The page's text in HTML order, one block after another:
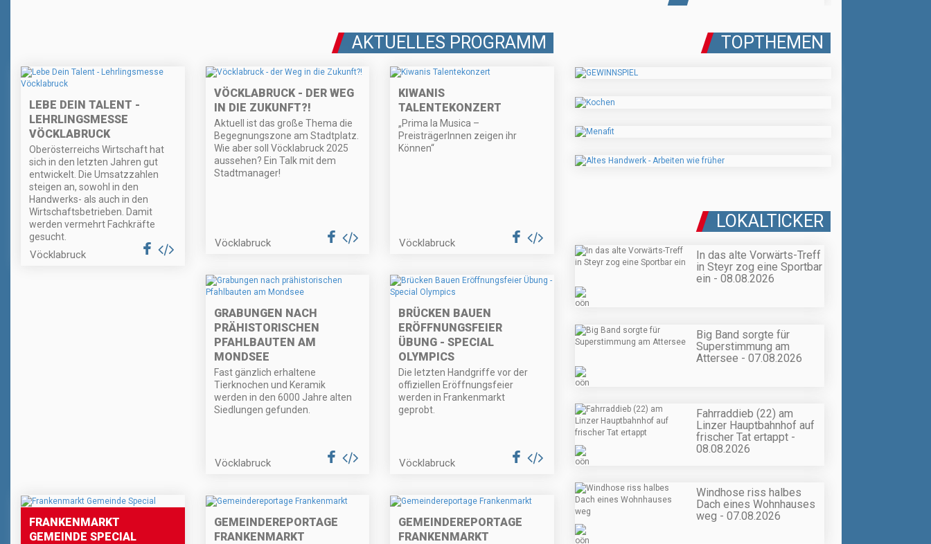
AKTUELLES PROGRAMM
LEBE DEIN TALENT -
LEHRLINGSMESSE
VÖCKLABRUCK
Oberösterreichs Wirtschaft hat
sich in den letzten Jahren gut
entwickelt. Die Umsatzzahlen
steigen an, sowohl in den
Handwerks- als auch in den
Wirtschaftsbetrieben. Damit
werden vermehrt Fachkräfte
gesucht.
Vöcklabruck
VÖCKLABRUCK - DER WEG
IN DIE ZUKUNFT?!
Aktuell ist das große Thema die
Begegnungszone am Stadtplatz.
Wie aber soll Vöcklabruck 2025
aussehen? Ein Talk mit dem
Stadtmanager!
Vöcklabruck
KIWANIS
TALENTEKONZERT
„Prima la Musica –
PreisträgerInnen zeigen ihr
Können“
Vöcklabruck
GRABUNGEN NACH
PRÄHISTORISCHEN
PFAHLBAUTEN AM
MONDSEE
Fast gänzlich erhaltene
Tierknochen und Keramik
werden in den 6000 Jahre alten
Siedlungen gefunden.
Vöcklabruck
BRÜCKEN BAUEN
ERÖFFNUNGSFEIER
ÜBUNG - SPECIAL
OLYMPICS
Die letzten Handgriffe vor der
offiziellen Eröffnungsfeier
werden in Frankenmarkt
geprobt.
Vöcklabruck
FRANKENMARKT
GEMEINDE SPECIAL
GEMEINDEREPORTAGE
FRANKENMARKT
GEMEINDEREPORTAGE
FRANKENMARKT
TOPTHEMEN
LOKALTICKER
In das alte Vorwärts-Treff
in Steyr zog eine Sportbar
ein - 08.08.2026
Big Band sorgte für
Superstimmung am
Attersee - 07.08.2026
Fahrraddieb (22) am
Linzer Hauptbahnhof auf
frischer Tat ertappt -
08.08.2026
Windhose riss halbes
Dach eines Wohnhauses
weg - 07.08.2026